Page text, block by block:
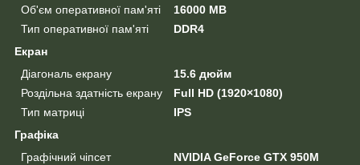
Об'єм оперативної пам'яті
16000 MB
Тип оперативної пам'яті
DDR4
Екран
Діагональ екрану
15.6 дюйм
Роздільна здатність екрану
Full HD (1920×1080)
Тип матриці
IPS
Графіка
Графічний чіпсет
NVIDIA GeForce GTX 950M